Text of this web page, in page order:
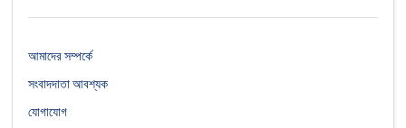
আমাদের সম্পর্কে
সংবাদদাতা আবশ্যক
যোগাযোগ